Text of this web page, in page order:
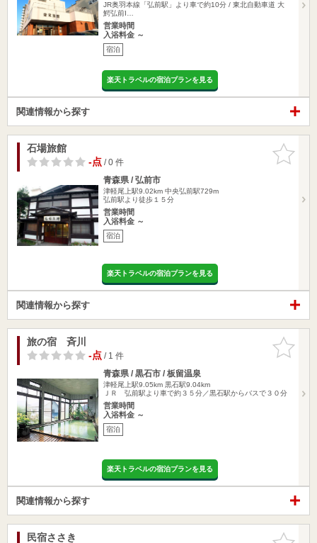
JR奥羽本線「弘前駅」より車で約10分 / 東北自動車道 大
鰐弘前I…
営業時間
入浴料金 ～
宿泊
楽天トラベルの宿泊プランを見る
関連情報から探す
お気に入
りに追加
石場旅館
-点/ 0 件
青森県 / 弘前市
津軽尾上駅9.02km 中央弘前駅729m
弘前駅より徒歩１５分
営業時間
入浴料金 ～
宿泊
楽天トラベルの宿泊プランを見る
関連情報から探す
お気に入
りに追加
旅の宿 斉川
-点/ 1 件
青森県 / 黒石市 / 板留温泉
津軽尾上駅9.05km 黒石駅9.04km
ＪＲ 弘前駅より車で約３５分／黒石駅からバスで３０分
営業時間
入浴料金 ～
宿泊
楽天トラベルの宿泊プランを見る
関連情報から探す
お気に入
民宿ささき